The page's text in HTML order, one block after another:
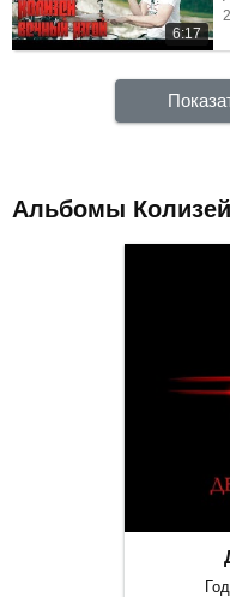
6:17
Альбомы Колизей